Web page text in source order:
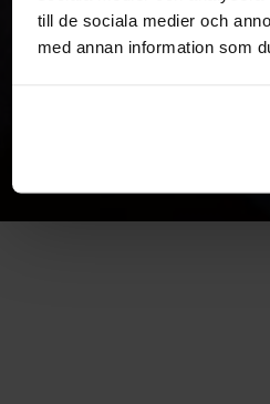
till de sociala medier och
med annan information som